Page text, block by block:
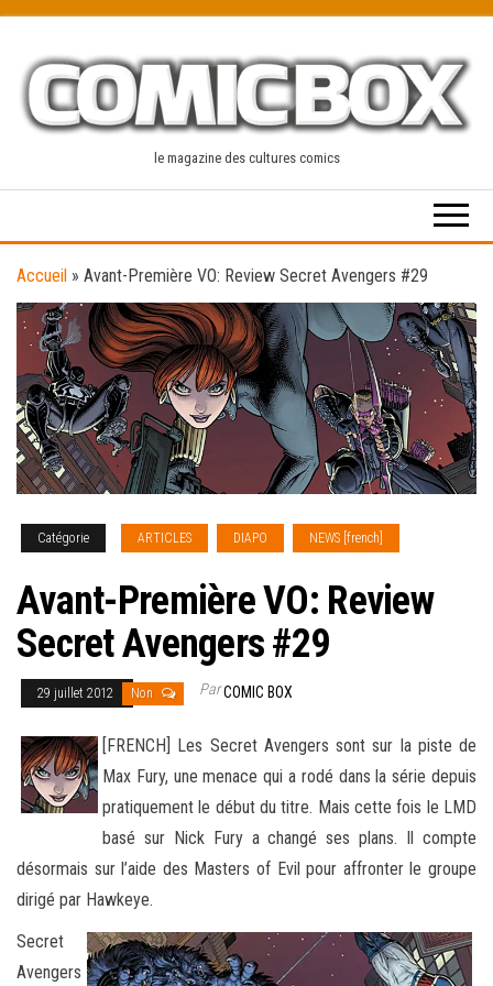
content
le magazine des cultures comics
Accueil » Avant-Première VO: Review Secret Avengers #29
Catégorie ARTICLES DIAPO NEWS [french]
Avant-Première VO: Review
Secret Avengers #29
29 juillet 2012 Non ParCOMIC BOX
[FRENCH] Les Secret Avengers sont sur la piste de
Max Fury, une menace qui a rodé dans la série depuis
pratiquement le début du titre. Mais cette fois le LMD
basé sur Nick Fury a changé ses plans. Il compte
désormais sur l’aide des Masters of Evil pour affronter le groupe
dirigé par Hawkeye.
Secret
Avengers